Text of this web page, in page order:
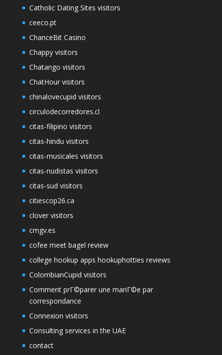
Catholic Dating Sites visitors
ceeco.pt
ChanceBit Casino
Chappy visitors
Chatango visitors
ChatHour visitors
chinalovecupid visitors
circulodecorredores.cl
citas-filipino visitors
citas-hindu visitors
citas-musicales visitors
citas-nudistas visitors
citas-sud visitors
citiescop26.ca
clover visitors
cmgv.es
cofee meet bagel review
college hookup apps hookuphotties reviews
ColombianCupid visitors
Comment prГ©parer une mariГ©e par
correspondance
Connexion visitors
Consulting services in the UAE
contact